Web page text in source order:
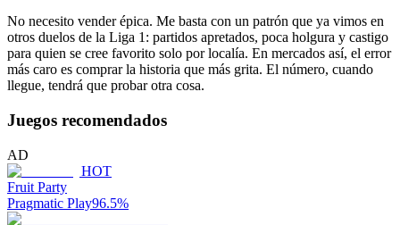
No necesito vender épica. Me basta con un patrón que ya vimos en
otros duelos de la Liga 1: partidos apretados, poca holgura y castigo
para quien se cree favorito solo por localía. En mercados así, el error
más caro es comprar la historia que más grita. El número, cuando
llegue, tendrá que probar otra cosa.
Juegos recomendados
AD
HOT
Fruit Party
Pragmatic Play96.5%